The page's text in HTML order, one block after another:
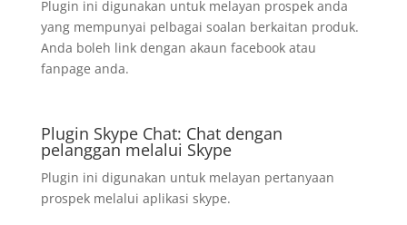
Plugin ini digunakan untuk melayan prospek anda
yang mempunyai pelbagai soalan berkaitan produk.
Anda boleh link dengan akaun facebook atau
fanpage anda.
Plugin Skype Chat: Chat dengan
pelanggan melalui Skype
Plugin ini digunakan untuk melayan pertanyaan
prospek melalui aplikasi skype.